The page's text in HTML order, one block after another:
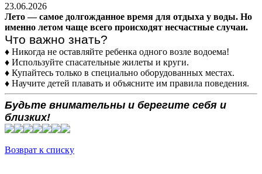
23.06.2026
Лето — самое долгожданное время для отдыха у воды. Но
именно летом чаще всего происходят несчастные случаи.
Что важно знать?
♦ Никогда не оставляйте ребенка одного возле водоема!
♦ Используйте спасательные жилеты и круги.
♦ Купайтесь только в специально оборудованных местах.
♦ Научите детей плавать и объясните им правила поведения.
Будьте внимательны и берегите себя и
близких!
Возврат к списку